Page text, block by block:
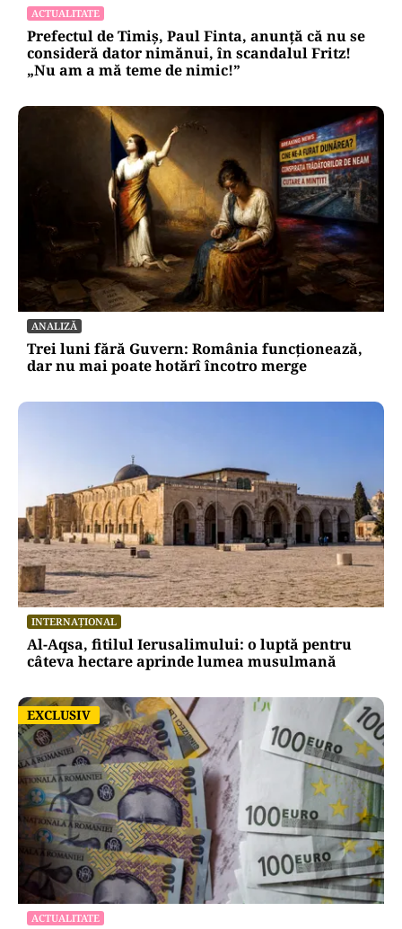
ACTUALITATE
Prefectul de Timiș, Paul Finta, anunță că nu se
consideră dator nimănui, în scandalul Fritz!
„Nu am a mă teme de nimic!”
ANALIZĂ
Trei luni fără Guvern: România funcționează,
dar nu mai poate hotărî încotro merge
INTERNAȚIONAL
Al-Aqsa, fitilul Ierusalimului: o luptă pentru
câteva hectare aprinde lumea musulmană
EXCLUSIV
EXCLUSIV
ACTUALITATE